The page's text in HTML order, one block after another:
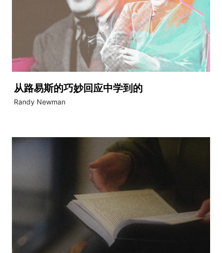
从路易斯的巧妙回应中学到的
Randy Newman